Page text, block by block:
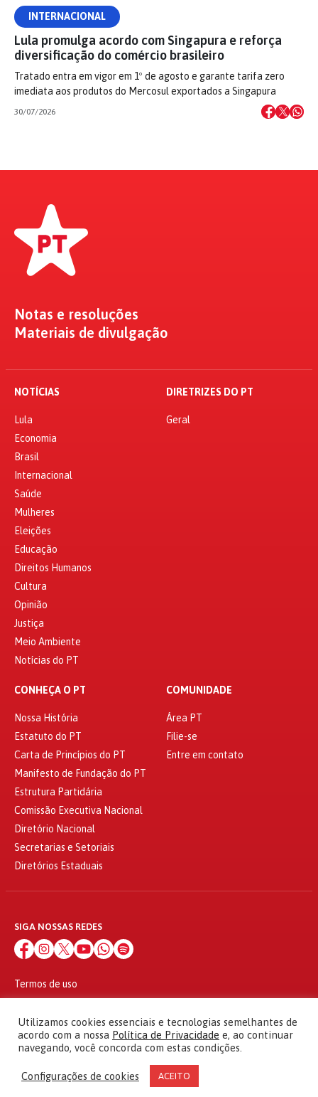
INTERNACIONAL
Lula promulga acordo com Singapura e reforça
diversificação do comércio brasileiro
Tratado entra em vigor em 1º de agosto e garante tarifa zero
imediata aos produtos do Mercosul exportados a Singapura
30/07/2026
Notas e resoluções
Materiais de divulgação
NOTÍCIAS
Lula
Economia
Brasil
Internacional
Saúde
Mulheres
Eleições
Educação
Direitos Humanos
Cultura
Opinião
Justiça
Meio Ambiente
Notícias do PT
DIRETRIZES DO PT
Geral
CONHEÇA O PT
Nossa História
Estatuto do PT
Carta de Princípios do PT
Manifesto de Fundação do PT
Estrutura Partidária
Comissão Executiva Nacional
Diretório Nacional
Secretarias e Setoriais
Diretórios Estaduais
COMUNIDADE
Área PT
Filie-se
Entre em contato
SIGA NOSSAS REDES
Termos de uso
© 2010 - 2026
Partido dos Trabalhadores Todos os direitos reservados
Utilizamos cookies essenciais e tecnologias semelhantes de
acordo com a nossa Política de Privacidade e, ao continuar
navegando, você concorda com estas condições.
Configurações de cookies ACEITO